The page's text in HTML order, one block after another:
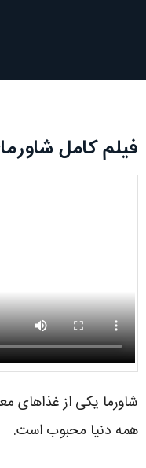
فیلم کامل
شاورما یکی از غذاهای
همه دنیا محبوب است.